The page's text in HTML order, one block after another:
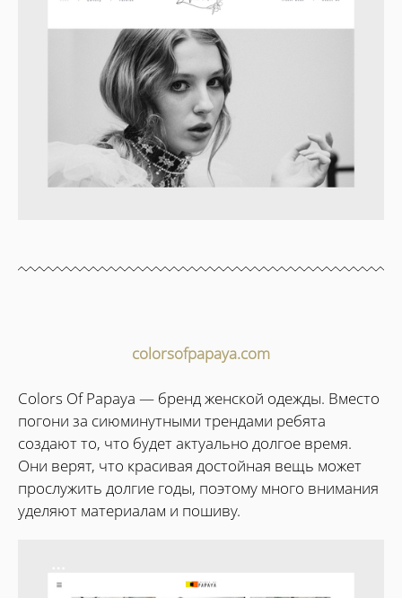
colorsofpapaya.com
Colors Of Papaya — бренд женской одежды. Вместо
погони за сиюминутными трендами ребята
создают то, что будет актуально долгое время.
Они верят, что красивая достойная вещь может
прослужить долгие годы, поэтому много внимания
уделяют материалам и пошиву.